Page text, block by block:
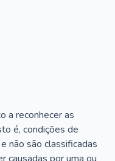
a reconhecer as
é, condições de
não são classificadas